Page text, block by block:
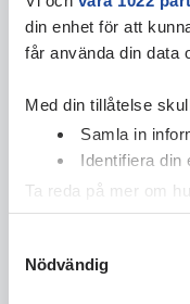
din enhet för att
får använda din data
Med din tillåtelse
Samla in
Identifiera din
Ta reda på mer om
cookie-förklaringen.
Vi använder
Nödvändig